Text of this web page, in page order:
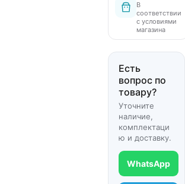
В
соответствии
с условиями
магазина
Есть
вопрос по
товару?
Уточните
наличие,
комплектаци
ю и доставку.
WhatsApp